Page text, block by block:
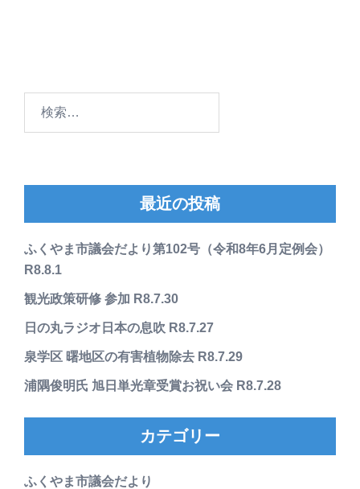
最近の投稿
ふくやま市議会だより第102号（令和8年6月定例会）
R8.8.1
観光政策研修 参加 R8.7.30
日の丸ラジオ日本の息吹 R8.7.27
泉学区 曙地区の有害植物除去 R8.7.29
浦隅俊明氏 旭日単光章受賞お祝い会 R8.7.28
カテゴリー
ふくやま市議会だより